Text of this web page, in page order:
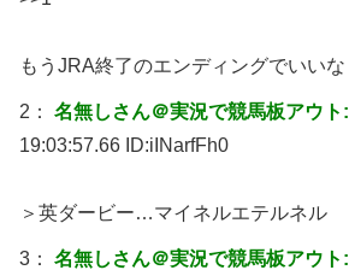
もうJRA終了のエンディングでいいな
2： 名無しさん＠実況で競馬板アウト:
19:03:57.66 ID:iINarfFh0
＞英ダービー…マイネルエテルネル
3： 名無しさん＠実況で競馬板アウト: